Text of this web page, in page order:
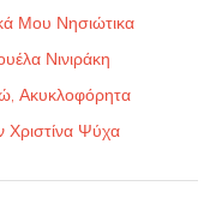
Μου Νησιώτικα
Νινιράκη
Ακυκλοφόρητα
Χριστίνα Ψύχα